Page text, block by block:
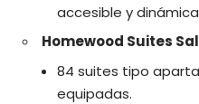
accesible y
Homewood Suites
84 suites tipo
equipadas.